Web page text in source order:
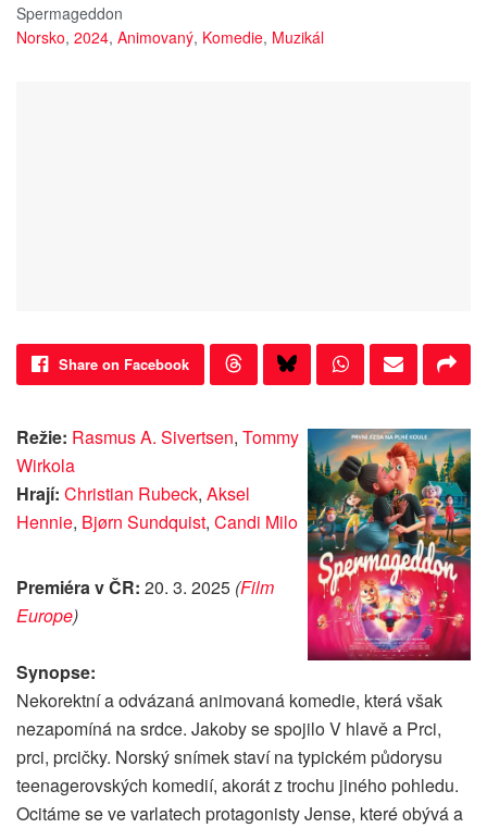
Spermageddon
Norsko, 2024, Animovaný, Komedie, Muzikál
Share on Facebook
Režie: Rasmus A. Sivertsen, Tommy
Wirkola
Hrají: Christian Rubeck, Aksel
Hennie, Bjørn Sundquist, Candi Milo
Premiéra v ČR: 20. 3. 2025 (Film
Europe)
Synopse:
Nekorektní a odvázaná animovaná komedie, která však
nezapomíná na srdce. Jakoby se spojilo V hlavě a Prci,
prci, prcičky. Norský snímek staví na typickém půdorysu
teenagerovských komedií, akorát z trochu jiného pohledu.
Ocitáme se ve varlatech protagonisty Jense, které obývá a